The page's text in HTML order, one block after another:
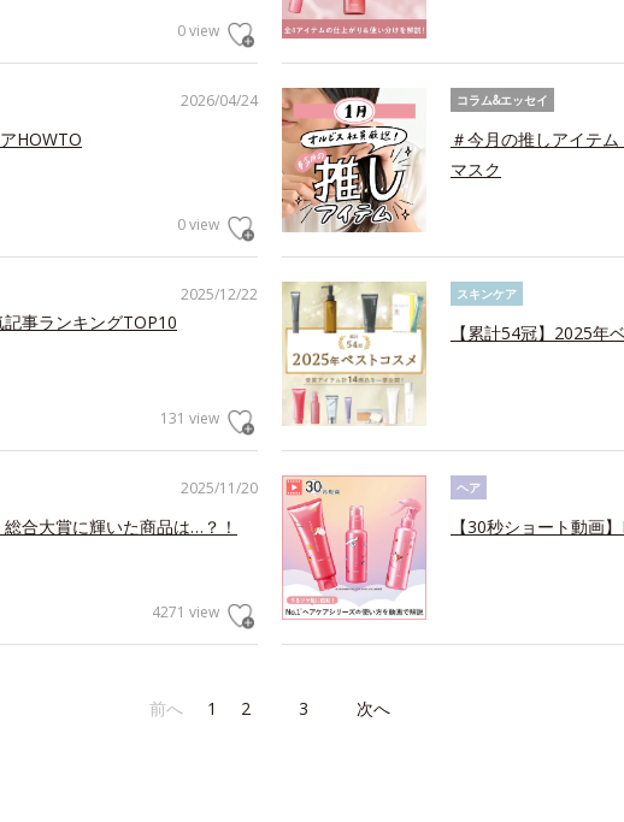
0 view
2026/04/24
HOWTO
0 view
コラム&エッセイ
＃今月の推しアイテ
マスク
2025/12/22
事ランキングTOP10
131 view
スキンケア
【累計54冠】2025年
2025/11/20
合大賞に輝いた商品は…？！
4271 view
ヘア
【30秒ショート動画
前へ 1 2 3 次へ